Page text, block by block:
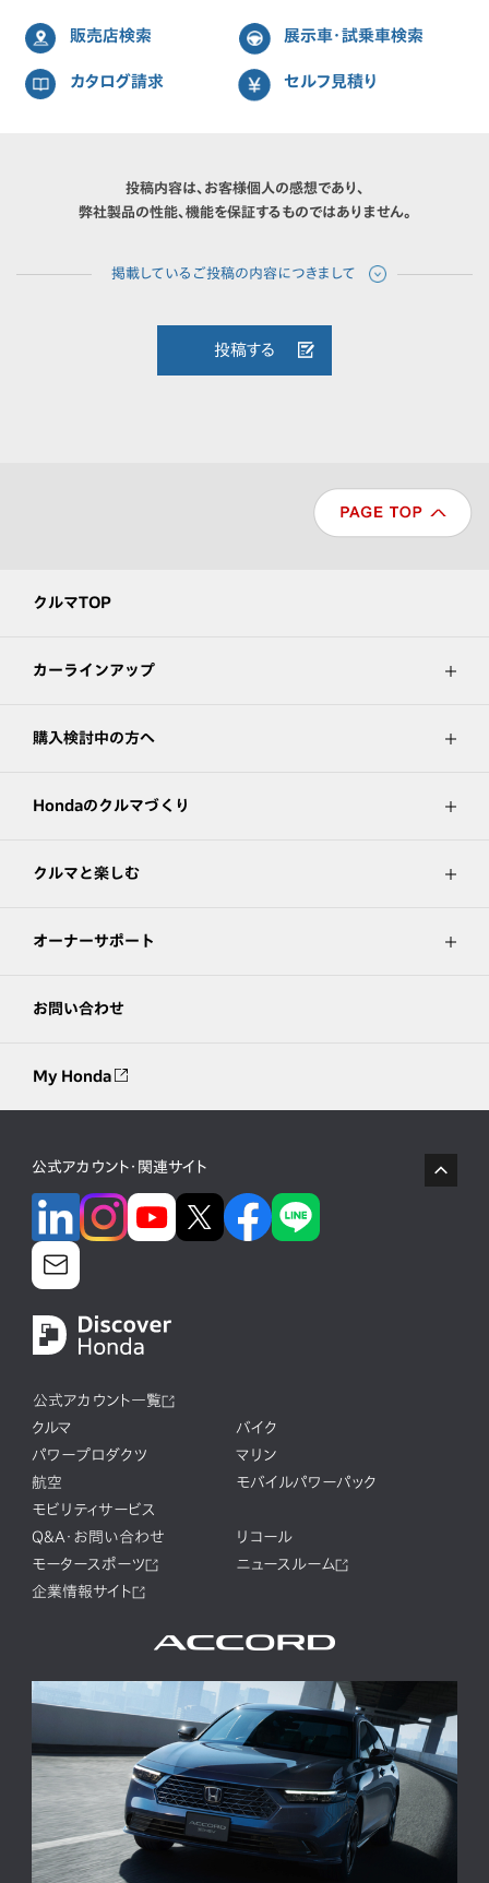
販売店検索 展示車・試乗車検索
カタログ請求 セルフ見積り
投稿内容は、お客様個人の感想であり、
弊社製品の性能、機能を保証するものではありません。
投稿する
クルマTOP
カーラインアップ
購入検討中の方へ
Hondaのクルマづくり
クルマと楽しむ
オーナーサポート
お問い合わせ
My Honda
公式アカウント・関連サイト
公式アカウント一覧
クルマ
バイク
パワープロダクツ
マリン
航空
モバイルパワーパック
モビリティサービス
Q&A・お問い合わせ
リコール
モータースポーツ
ニュースルーム
企業情報サイト